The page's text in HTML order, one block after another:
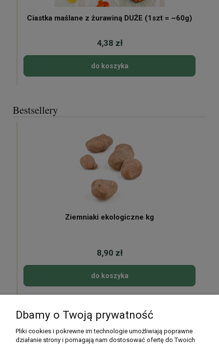
Ciastka maślane z żurawiną DUŻE (1szt = ~60g)
4,38 zł
do koszyka
Bestsellery
Ziemniaki ekologiczne kg
8,90 zł
do koszyka
Dbamy o Twoją prywatność
Pliki cookies i pokrewne im technologie umożliwiają poprawne
działanie strony i pomagają nam dostosować ofertę do Twoich